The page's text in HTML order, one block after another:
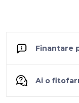
Finantare
Ai o